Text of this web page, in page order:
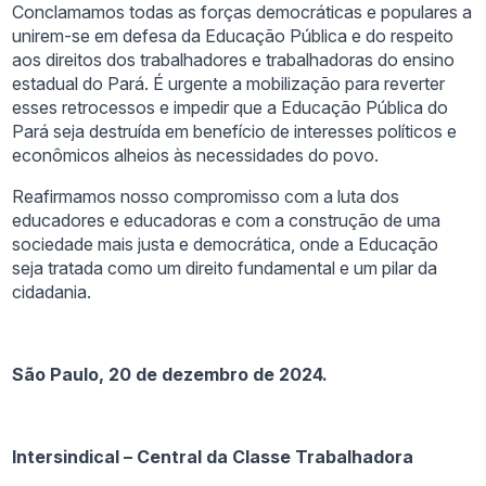
Conclamamos todas as forças democráticas e populares a
unirem-se em defesa da Educação Pública e do respeito
aos direitos dos trabalhadores e trabalhadoras do ensino
estadual do Pará. É urgente a mobilização para reverter
esses retrocessos e impedir que a Educação Pública do
Pará seja destruída em benefício de interesses políticos e
econômicos alheios às necessidades do povo.
Reafirmamos nosso compromisso com a luta dos
educadores e educadoras e com a construção de uma
sociedade mais justa e democrática, onde a Educação
seja tratada como um direito fundamental e um pilar da
cidadania.
São Paulo, 20 de dezembro de 2024.
Intersindical – Central da Classe Trabalhadora